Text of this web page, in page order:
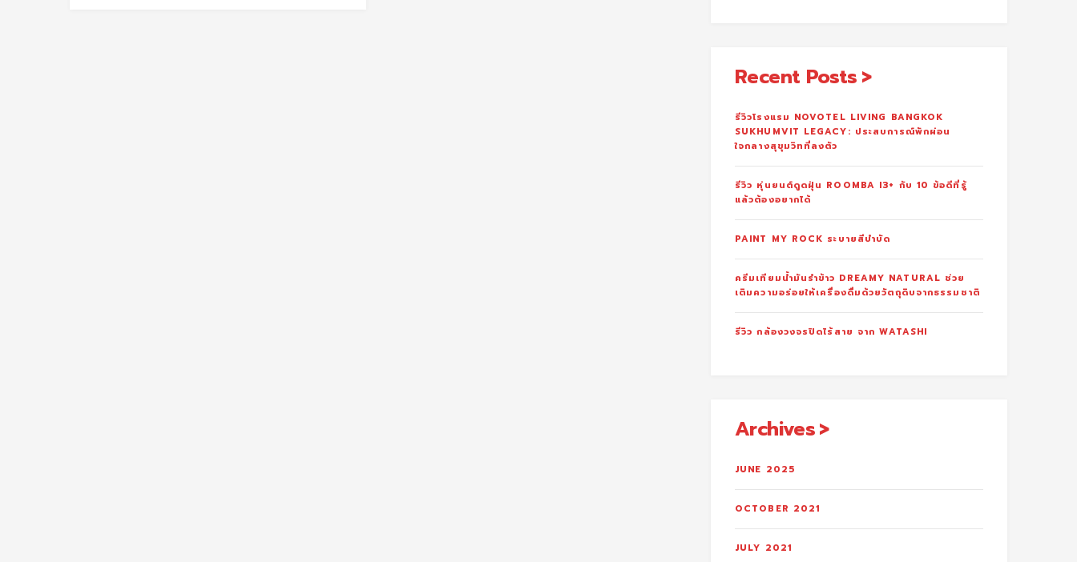
Recent Posts
รีวิวโรงแรม NOVOTEL LIVING BANGKOK
SUKHUMVIT LEGACY: ประสบการณ์พักผ่อน
ใจกลางสุขุมวิทที่ลงตัว
รีวิว หุ่นยนต์ดูดฝุ่น ROOMBA I3+ กับ 10 ข้อดีที่รู้
แล้วต้องอยากได้
PAINT MY ROCK ระบายสีบำบัด
ครีมเทียมน้ำมันรำข้าว DREAMY NATURAL ช่วย
เติมความอร่อยให้เครื่องดื่มด้วยวัตถุดิบจากธรรมชาติ
รีวิว กล้องวงจรปิดไร้สาย จาก WATASHI
Archives
JUNE 2025
OCTOBER 2021
JULY 2021